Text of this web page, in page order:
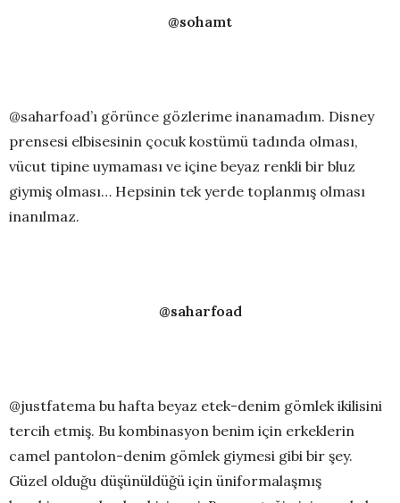
@sohamt
@saharfoad’ı görünce gözlerime inanamadım. Disney
prensesi elbisesinin çocuk kostümü tadında olması,
vücut tipine uymaması ve içine beyaz renkli bir bluz
giymiş olması… Hepsinin tek yerde toplanmış olması
inanılmaz.
@saharfoad
@justfatema bu hafta beyaz etek-denim gömlek ikilisini
tercih etmiş. Bu kombinasyon benim için erkeklerin
camel pantolon-denim gömlek giymesi gibi bir şey.
Güzel olduğu düşünüldüğü için üniformalaşmış